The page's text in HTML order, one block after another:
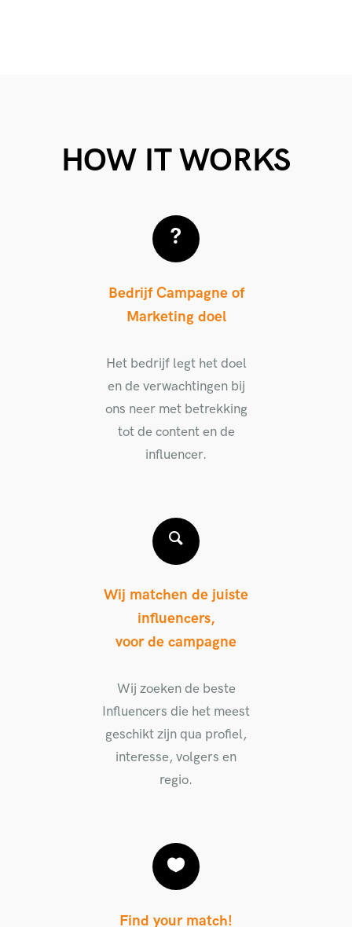
HOW IT WORKS
Bedrijf Campagne of
Marketing doel
Het bedrijf legt het doel
en de verwachtingen bij
ons neer met betrekking
tot de content en de
influencer.
Wij matchen de juiste
influencers,
voor de campagne
Wij zoeken de beste
Influencers die het meest
geschikt zijn qua profiel,
interesse, volgers en
regio.
Find your match!